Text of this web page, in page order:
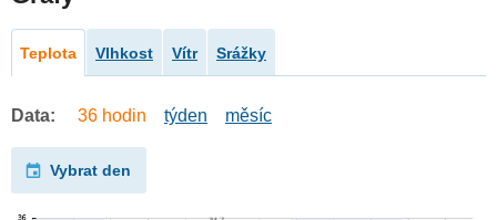
Teplota Vlhkost Vítr Srážky
Data: 36 hodin týden měsíc
Vybrat den